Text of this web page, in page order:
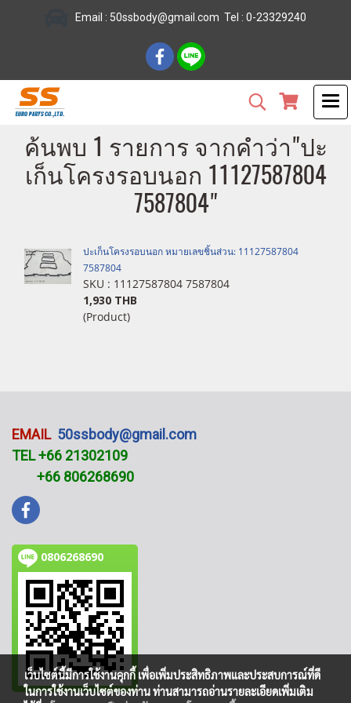
Email : 50ssbody@gmail.com Tel : 0-23329240
ค้นพบ 1 รายการ จากคำว่า"ปะ
เก็นโครงรอบนอก 11127587804
7587804"
ปะเก็นโครงรอบนอก หมายเลขชิ้นส่วน: 11127587804
7587804
SKU : 11127587804 7587804
1,930 THB
(Product)
EMAIL 50ssbody@gmail.com
TEL +66 21302109
+66 806268690
0806268690
เว็บไซต์นี้มีการใช้งานคุกกี้ เพื่อเพิ่มประสิทธิภาพและประสบการณ์ที่ดี
ในการใช้งานเว็บไซต์ของท่าน ท่านสามารถอ่านรายละเอียดเพิ่มเติม